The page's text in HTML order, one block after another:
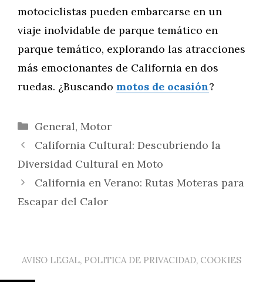
motociclistas pueden embarcarse en un
viaje inolvidable de parque temático en
parque temático, explorando las atracciones
más emocionantes de California en dos
ruedas. ¿Buscando motos de ocasión?
Categorías
General, Motor
California Cultural: Descubriendo la
Diversidad Cultural en Moto
California en Verano: Rutas Moteras para
Escapar del Calor
AVISO LEGAL, POLITICA DE PRIVACIDAD, COOKIES